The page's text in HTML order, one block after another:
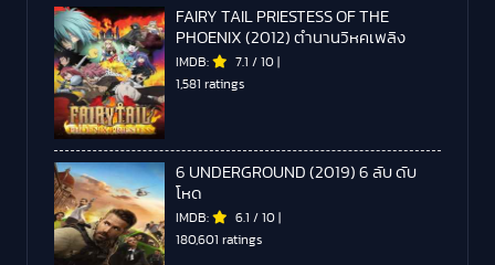
FAIRY TAIL PRIESTESS OF THE
PHOENIX (2012) ตํานานวิหคเพลิง
IMDB: 7.1 / 10 |
1,581 ratings
6 UNDERGROUND (2019) 6 ลับ ดับ
โหด
IMDB: 6.1 / 10 |
180,601 ratings